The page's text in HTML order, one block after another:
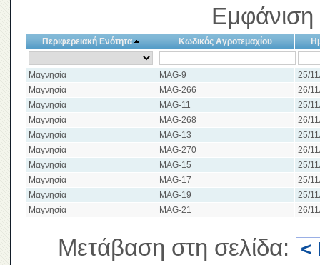
Περιφερειακή Ενότητα Κωδικός Αγροτεμαχίου
Μαγνησία MAG-9
25/
Μαγνησία
MAG-266
26/
Μαγνησία
MAG-11
25/
Μαγνησία
MAG-268
26/
Μαγνησία
MAG-13
25/
Μαγνησία
MAG-270
26/
Μαγνησία
MAG-15
25/
Μαγνησία
MAG-17
25/
Μαγνησία
MAG-19
25/
Μαγνησία
MAG-21 26/
Μετάβαση στη σελίδα: <